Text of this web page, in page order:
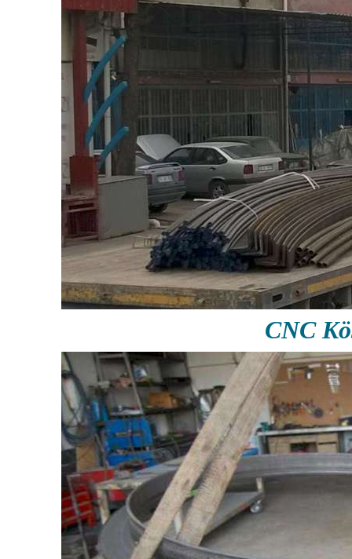
CNC